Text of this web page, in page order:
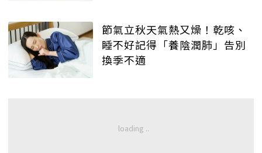
節氣立秋天氣熱又燥！乾咳、
睡不好記得「養陰潤肺」告別
換季不適